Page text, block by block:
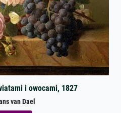
i owocami, 1827
van Dael